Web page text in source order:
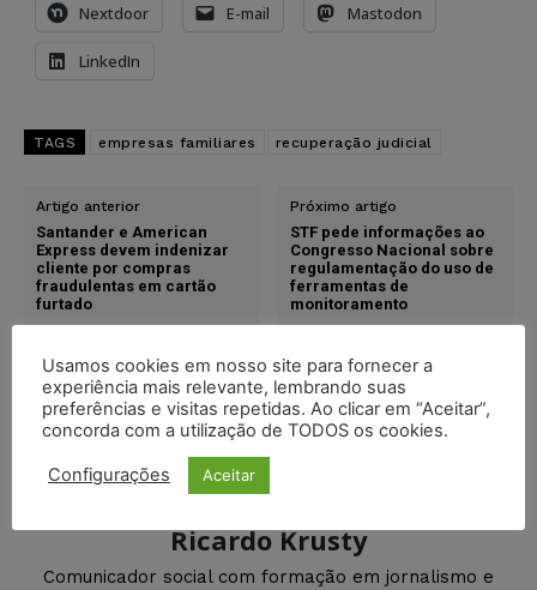
Nextdoor E-mail Mastodon
LinkedIn
TAGS empresas familiares recuperação judicial
Artigo anterior
Santander e American
Express devem indenizar
cliente por compras
fraudulentas em cartão
furtado
Próximo artigo
STF pede informações ao
Congresso Nacional sobre
regulamentação do uso de
ferramentas de
monitoramento
Ricardo Krusty
Comunicador social com formação em jornalismo e
Usamos cookies em nosso site para fornecer a
experiência mais relevante, lembrando suas
preferências e visitas repetidas. Ao clicar em “Aceitar”,
concorda com a utilização de TODOS os cookies.
Configurações Aceitar